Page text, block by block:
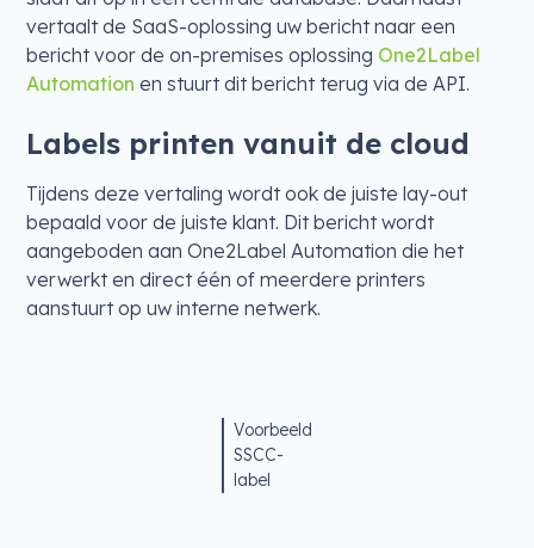
vertaalt de SaaS-oplossing uw bericht naar een
bericht voor de on-premises oplossing One2Label
Automation en stuurt dit bericht terug via de API.
Labels printen vanuit de cloud
Tijdens deze vertaling wordt ook de juiste lay-out
bepaald voor de juiste klant. Dit bericht wordt
aangeboden aan One2Label Automation die het
verwerkt en direct één of meerdere printers
aanstuurt op uw interne netwerk.
Voorbeeld
SSCC-
label